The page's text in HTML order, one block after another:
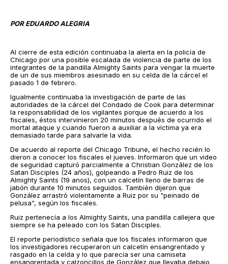
POR EDUARDO ALEGRIA
Al cierre de esta edición continuaba la alerta en la policía de
Chicago por una posible escalada de violencia de parte de los
integrantes de la pandilla Almighty Saints para vengar la muerte
de un de sus miembros asesinado en su celda de la cárcel el
pasado 1 de febrero.
Igualmente continuaba la investigación de parte de las
autoridades de la cárcel del Condado de Cook para determinar
la responsabilidad de los vigilantes porque de acuerdo a los
fiscales, éstos intervinieron 20 minutos después de ocurrido el
mortal ataque y cuando fueron a auxiliar a la víctima ya era
demasiado tarde para salvarle la vida.
De acuerdo al reporte del Chicago Tribune, el hecho recién lo
dieron a conocer los fiscales el jueves. Informaron que un video
de seguridad capturó parcialmente a Christian González de los
Satan Disciples (24 años), golpeando a Pedro Ruiz de los
Almighty Saints (19 anos), con un calcetín lleno de barras de
jabón durante 10 minutos seguidos. También dijeron que
González arrastró violentamente a Ruiz por su "peinado de
pelusa", según los fiscales.
Ruiz pertenecía a los Almighty Saints, una pandilla callejera que
siempre se ha peleado con los Satan Disciples.
El reporte periodístico señala que los fiscales informaron que
los investigadores recuperaron un calcetín ensangrentado y
rasgado en la celda y lo que parecía ser una camiseta
ensangrentada y calzoncillos de González que llevaba debajo